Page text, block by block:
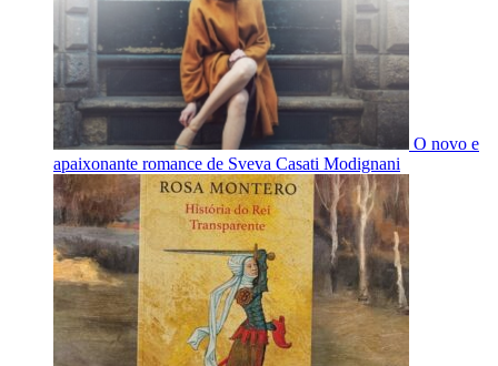
O novo e
apaixonante romance de Sveva Casati Modignani